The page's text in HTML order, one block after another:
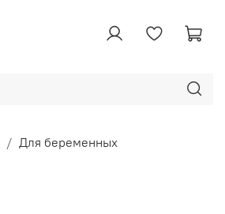
Для беременных